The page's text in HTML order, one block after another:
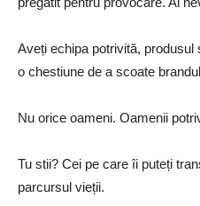
Aveți echipa potrivită,
o chestiune de a scoate
Nu orice oameni. Oamenii
Tu stii? Cei pe care îi puteți
parcursul vieții.